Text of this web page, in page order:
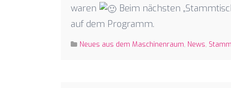
waren
Beim nächsten
auf dem Programm.
Neues aus dem Maschinenraum, News,